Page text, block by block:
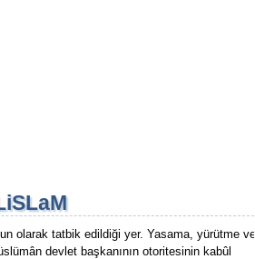
olarak tatbik edildiği yer. Yasama, yürütme ve
devlet başkanının otoritesinin kabûl